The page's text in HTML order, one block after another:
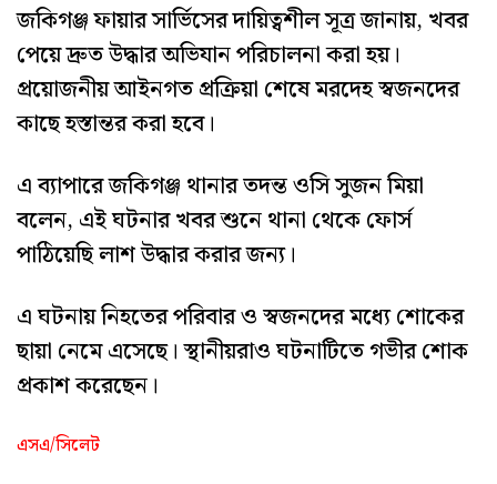
জকিগঞ্জ ফায়ার সার্ভিসের দায়িত্বশীল সূত্র জানায়, খবর
পেয়ে দ্রুত উদ্ধার অভিযান পরিচালনা করা হয়।
প্রয়োজনীয় আইনগত প্রক্রিয়া শেষে মরদেহ স্বজনদের
কাছে হস্তান্তর করা হবে।
এ ব্যাপারে জকিগঞ্জ থানার তদন্ত ওসি সুজন মিয়া
বলেন, এই ঘটনার খবর শুনে থানা থেকে ফোর্স
পাঠিয়েছি লাশ উদ্ধার করার জন্য।
এ ঘটনায় নিহতের পরিবার ও স্বজনদের মধ্যে শোকের
ছায়া নেমে এসেছে। স্থানীয়রাও ঘটনাটিতে গভীর শোক
প্রকাশ করেছেন।
এসএ/সিলেট